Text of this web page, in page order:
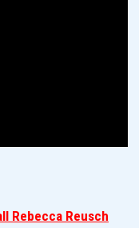
Rebecca Reusch